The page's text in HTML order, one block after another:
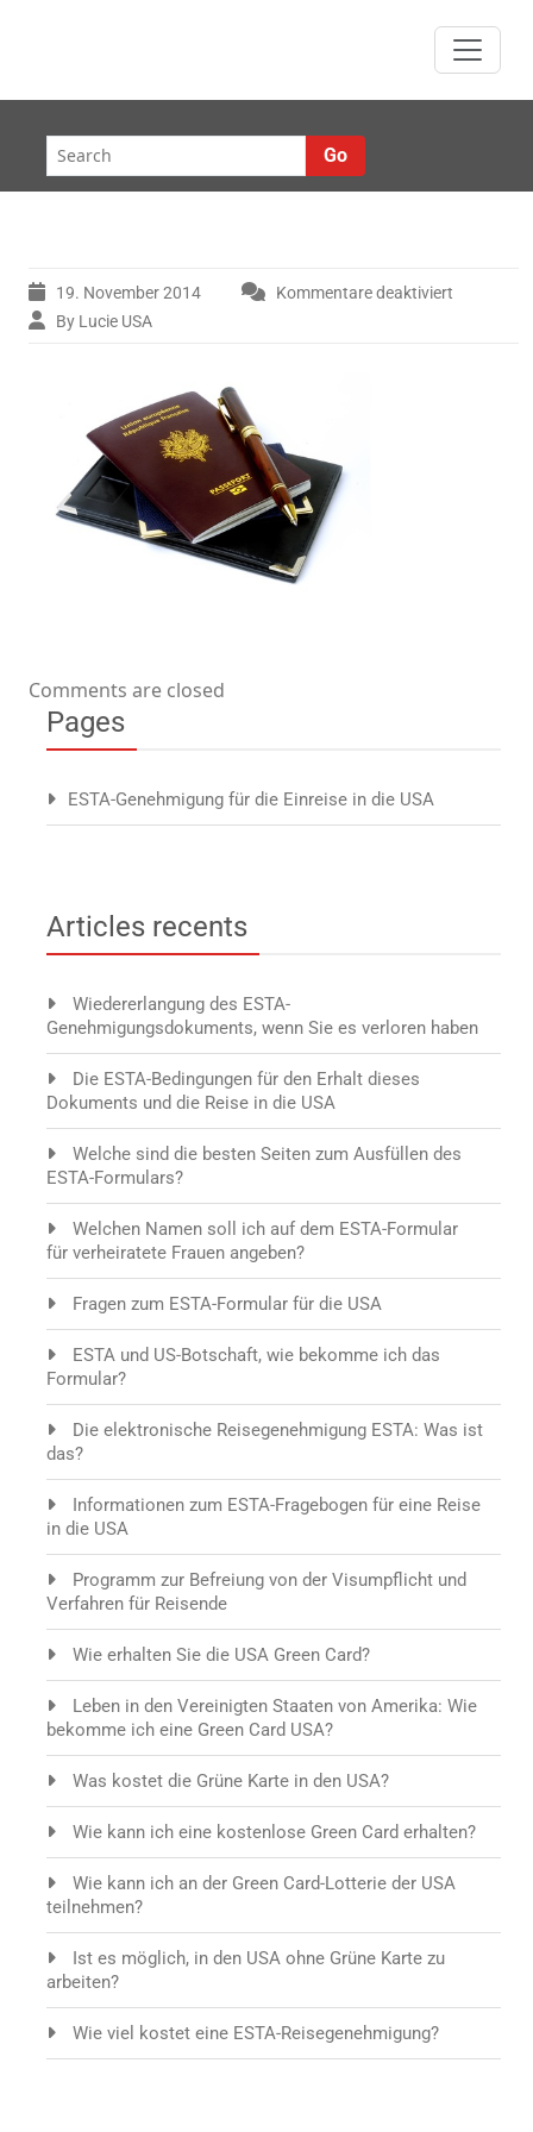
Go
19. November 2014 Kommentare deaktiviert
By Lucie USA
Comments are closed
Pages
ESTA-Genehmigung für die Einreise in die USA
Articles recents
Wiedererlangung des ESTA-
Genehmigungsdokuments, wenn Sie es verloren haben
Die ESTA-Bedingungen für den Erhalt dieses
Dokuments und die Reise in die USA
Welche sind die besten Seiten zum Ausfüllen des
ESTA-Formulars?
Welchen Namen soll ich auf dem ESTA-Formular
für verheiratete Frauen angeben?
Fragen zum ESTA-Formular für die USA
ESTA und US-Botschaft, wie bekomme ich das
Formular?
Die elektronische Reisegenehmigung ESTA: Was ist
das?
Informationen zum ESTA-Fragebogen für eine Reise
in die USA
Programm zur Befreiung von der Visumpflicht und
Verfahren für Reisende
Wie erhalten Sie die USA Green Card?
Leben in den Vereinigten Staaten von Amerika: Wie
bekomme ich eine Green Card USA?
Was kostet die Grüne Karte in den USA?
Wie kann ich eine kostenlose Green Card erhalten?
Wie kann ich an der Green Card-Lotterie der USA
teilnehmen?
Ist es möglich, in den USA ohne Grüne Karte zu
arbeiten?
Wie viel kostet eine ESTA-Reisegenehmigung?